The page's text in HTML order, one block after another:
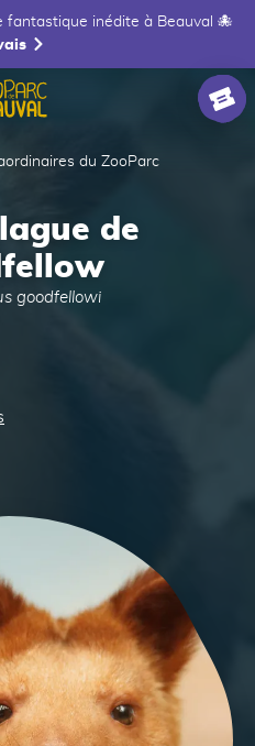
fantastique inédite à Beauval 🐙
du ZooParc
de
goodfellowi